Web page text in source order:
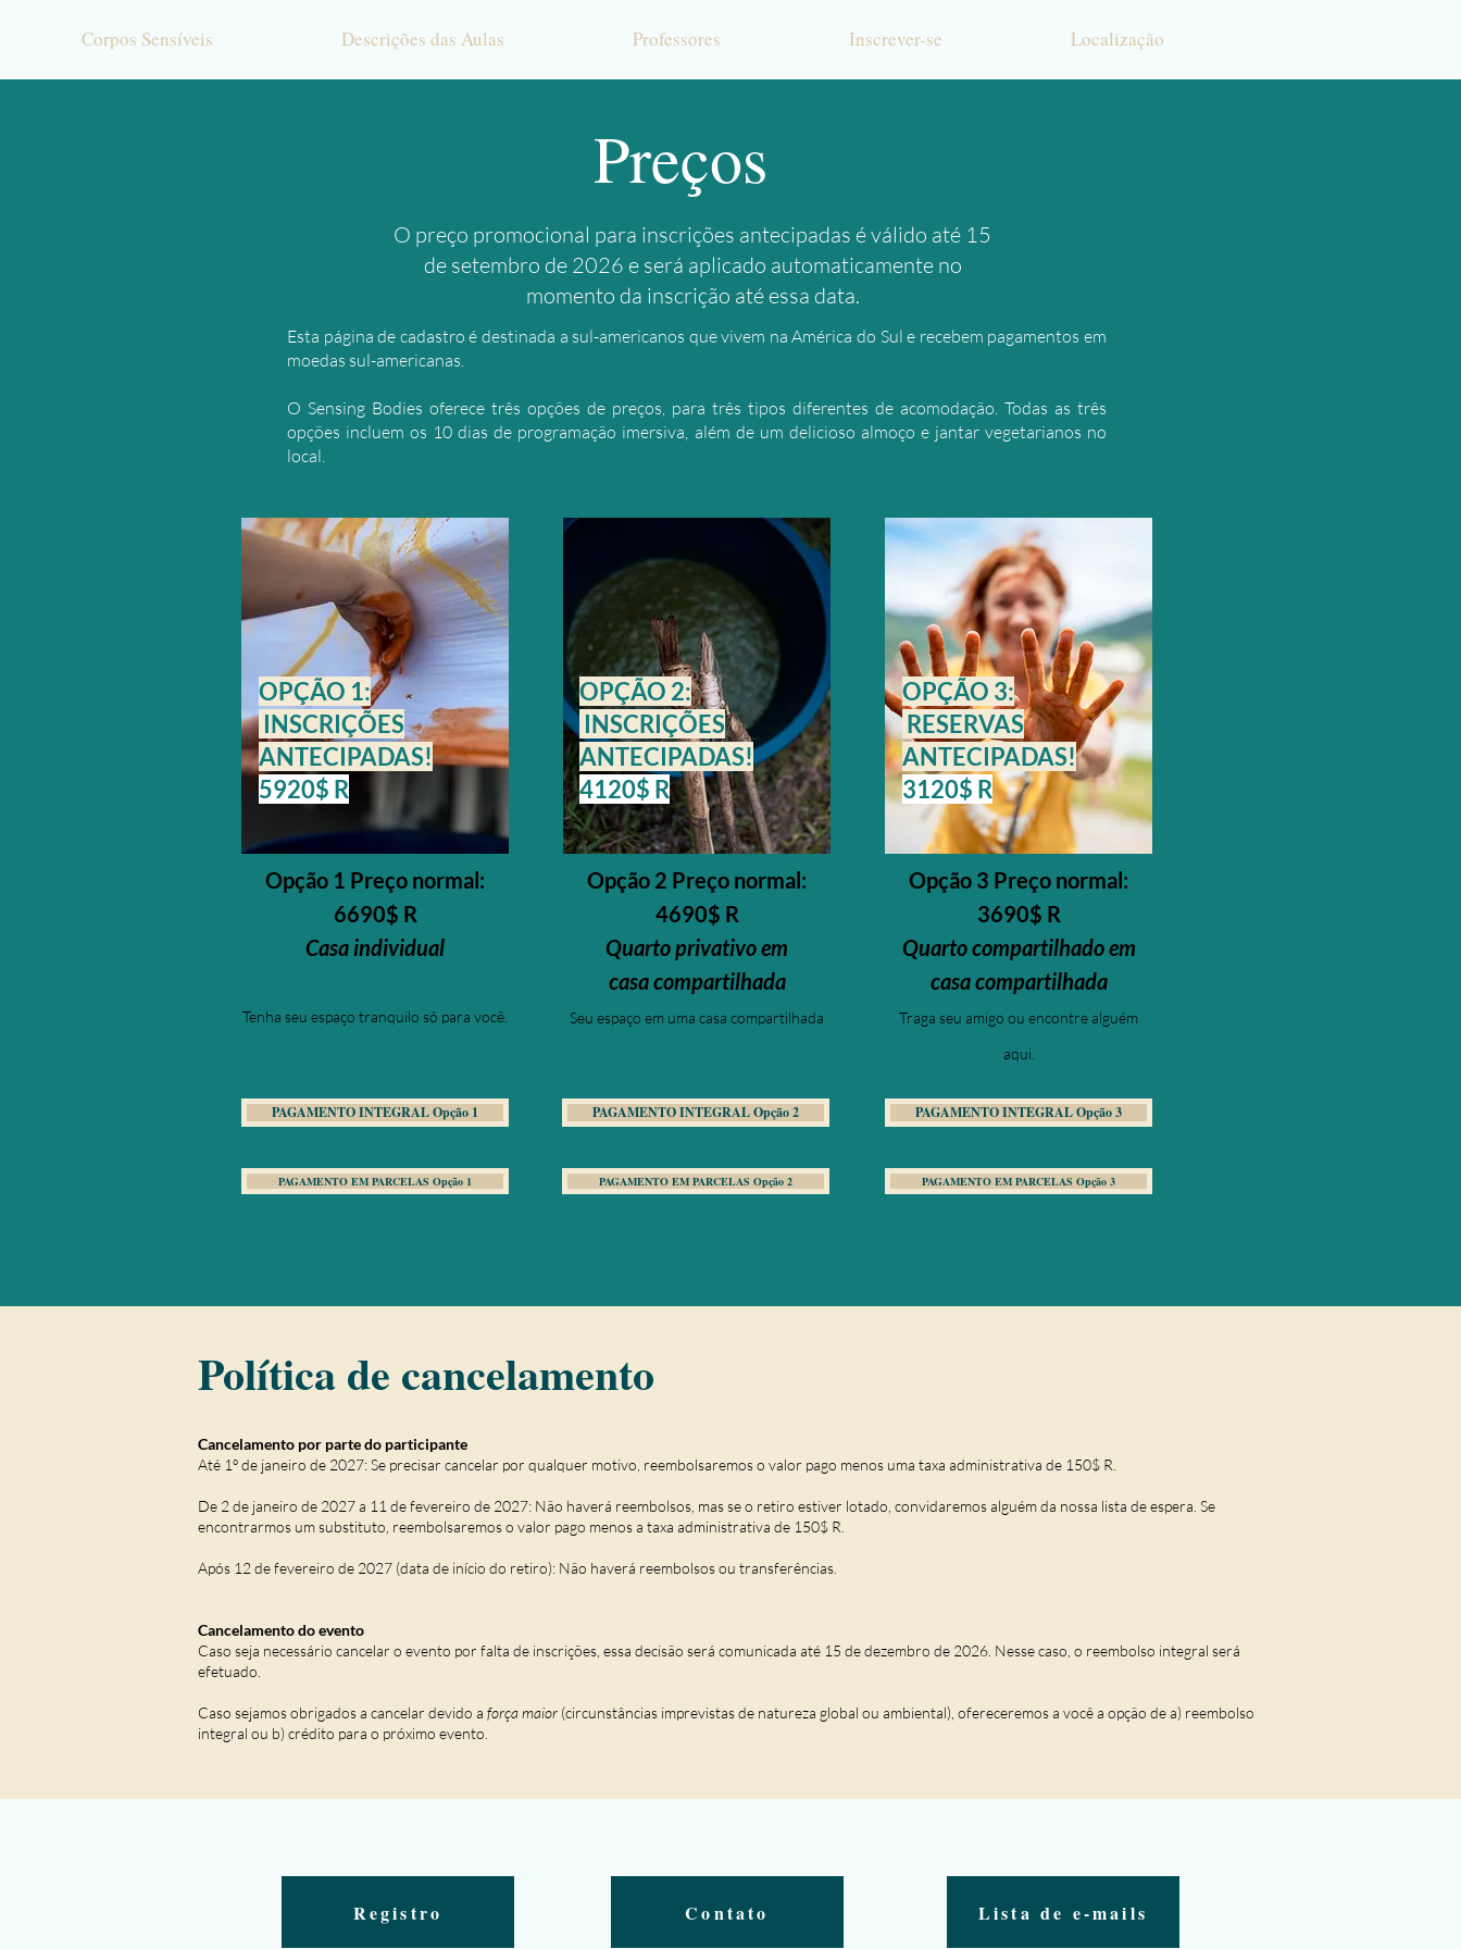
Corpos Sensíveis Descrições das Aulas Professores Inscrever-se Localização
Preços
O preço promocional para inscrições antecipadas é válido até 15
de setembro de 2026 e será aplicado automaticamente no
momento da inscrição até essa data.
Esta página de cadastro é destinada a sul-americanos que vivem na América do Sul e recebem pagamentos em
moedas sul-americanas.
O Sensing Bodies oferece três opções de preços, para três tipos diferentes de acomodação. Todas as três
opções incluem os 10 dias de programação imersiva, além de um delicioso almoço e jantar vegetarianos no
local.
Opção 1 Preço normal:
6690$ R
Casa individual
Tenha seu espaço tranquilo só para você.
PAGAMENTO INTEGRAL Opção 1
PAGAMENTO EM PARCELAS Opção 1
Opção 2 Preço normal:
4690$ R
Quarto privativo em
casa compartilhada
Seu espaço em uma casa compartilhada
PAGAMENTO INTEGRAL Opção 2
PAGAMENTO EM PARCELAS Opção 2
Opção 3 Preço normal:
3690$ R
Quarto compartilhado em
casa compartilhada
Traga seu amigo ou encontre alguém
aqui.
PAGAMENTO INTEGRAL Opção 3
PAGAMENTO EM PARCELAS Opção 3
OPÇÃO 1:
INSCRIÇÕES
ANTECIPADAS!
5920$ R
OPÇÃO 2:
INSCRIÇÕES
ANTECIPADAS!
4120$ R
OPÇÃO 3:
RESERVAS
ANTECIPADAS!
3120$ R
Política de cancelamento
Cancelamento por parte do participante
Até 1º de janeiro de 2027: Se precisar cancelar por qualquer motivo, reembolsaremos o valor pago menos uma taxa administrativa de 150$ R.
De 2 de janeiro de 2027 a 11 de fevereiro de 2027: Não haverá reembolsos, mas se o retiro estiver lotado, convidaremos alguém da nossa lista de espera. Se
encontrarmos um substituto, reembolsaremos o valor pago menos a taxa administrativa de 150$ R.
Após 12 de fevereiro de 2027 (data de início do retiro): Não haverá reembolsos ou transferências.
Cancelamento do evento
Caso seja necessário cancelar o evento por falta de inscrições, essa decisão será comunicada até 15 de dezembro de 2026. Nesse caso, o reembolso integral será
efetuado.
Caso sejamos obrigados a cancelar devido a força maior (circunstâncias imprevistas de natureza global ou ambiental), ofereceremos a você a opção de a) reembolso
integral ou b) crédito para o próximo evento.
Registro Contato Lista de e-mails